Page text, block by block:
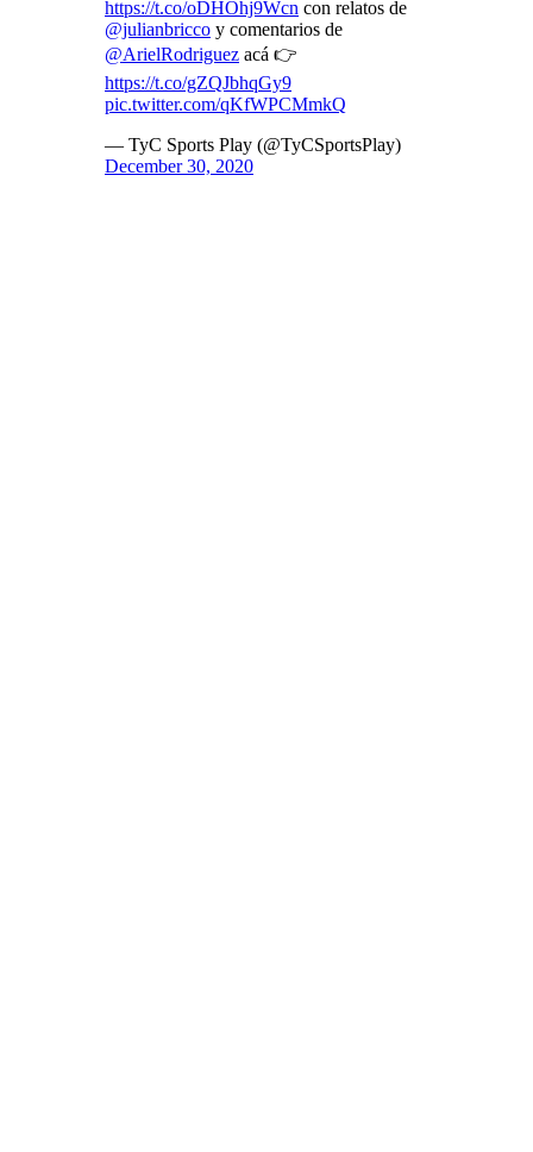
https://t.co/oDHOhj9Wcn con relatos de
@julianbricco y comentarios de
@ArielRodriguez acá 👉
https://t.co/gZQJbhqGy9
pic.twitter.com/qKfWPCMmkQ
— TyC Sports Play (@TyCSportsPlay)
December 30, 2020